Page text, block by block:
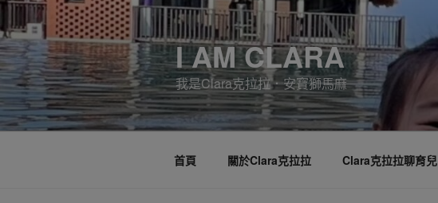
跳
至
主
要
內
容
I AM CLARA
我是Clara克拉拉．安寶獅馬麻
首頁 關於Clara克拉拉 Clara克拉拉聊育兒